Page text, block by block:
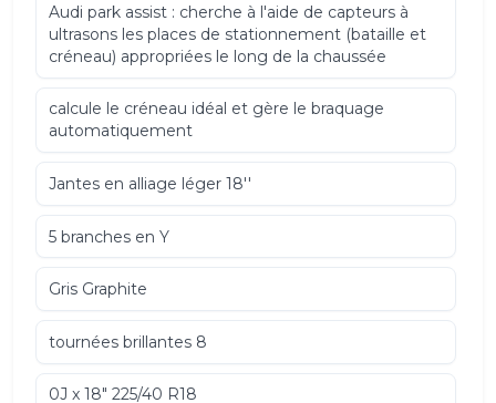
Audi park assist : cherche à l'aide de capteurs à
ultrasons les places de stationnement (bataille et
créneau) appropriées le long de la chaussée
calcule le créneau idéal et gère le braquage
automatiquement
Jantes en alliage léger 18''
5 branches en Y
Gris Graphite
tournées brillantes 8
0J x 18" 225/40 R18